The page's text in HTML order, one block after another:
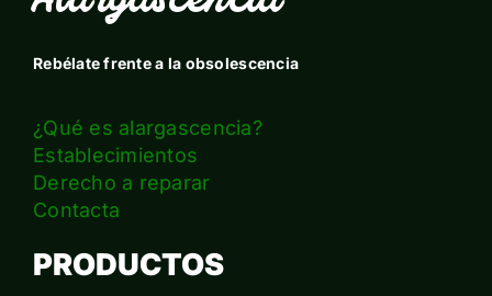
Rebélate frente a la obsolescencia
¿Qué es alargascencia?
Establecimientos
Derecho a reparar
Contacta
PRODUCTOS